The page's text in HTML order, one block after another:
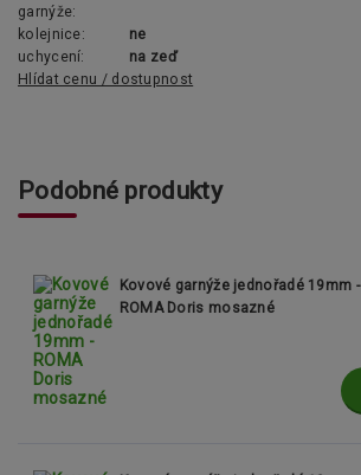
garnýže:
kolejnice:
ne
uchycení:
na zeď
Hlídat cenu / dostupnost
Podobné produkty
Kovové garnýže jednořadé 19mm -
ROMA Doris mosazné